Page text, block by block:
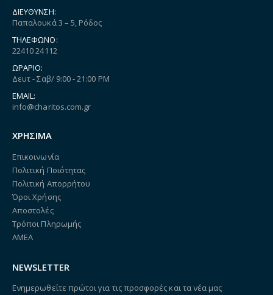
ΔΙΕΎΘΥΝΣΗ:
Παπαλουκά 3 – 5, Ρόδος
ΤΗΛΈΦΩΝΟ:
22410 24112
ΩΡΆΡΙΟ:
Δευτ - Σαβ/ 9:00 - 21:00 PM
EMAIL:
info@charitos.com.gr
ΧΡΗΣΙΜΑ
Επικοινωνία
Πολιτική Ποιότητας
Πολιτική Απορρήτου
Όροι Χρήσης
Αποστολές
Τρόποι Πληρωμής
ΑΜΕΑ
NEWSLETTER
Ενημερωθείτε πρώτοι για τις προσφορές και τα νέα μας